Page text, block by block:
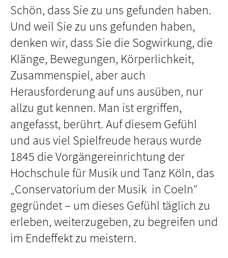
Schön, dass Sie zu uns gefunden haben.
Und weil Sie zu uns gefunden haben,
denken wir, dass Sie die Sogwirkung, die
Klänge, Bewegungen, Körperlichkeit,
Zusammenspiel, aber auch
Herausforderung auf uns ausüben, nur
allzu gut kennen. Man ist ergriffen,
angefasst, berührt. Auf diesem Gefühl
und aus viel Spielfreude heraus wurde
1845 die Vorgängereinrichtung der
Hochschule für Musik und Tanz Köln, das
„Conservatorium der Musik in Coeln“
gegründet – um dieses Gefühl täglich zu
erleben, weiterzugeben, zu begreifen und
im Endeffekt zu meistern.